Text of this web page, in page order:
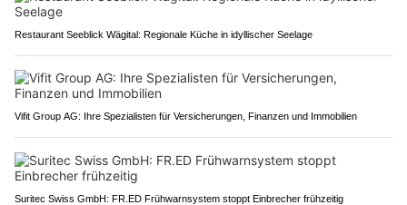
Restaurant Seeblick Wägital: Regionale Küche in idyllischer Seelage
Vifit Group AG: Ihre Spezialisten für Versicherungen, Finanzen und Immobilien
Suritec Swiss GmbH: FR.ED Frühwarnsystem stoppt Einbrecher frühzeitig